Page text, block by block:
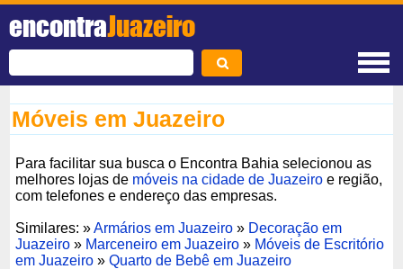
encontraJuazeiro
Móveis em Juazeiro
Para facilitar sua busca o Encontra Bahia selecionou as
melhores lojas de móveis na cidade de Juazeiro e região,
com telefones e endereço das empresas.
Similares: »Armários em Juazeiro » Decoração em
Juazeiro » Marceneiro em Juazeiro » Móveis de Escritório
em Juazeiro »Quarto de Bebê em Juazeiro